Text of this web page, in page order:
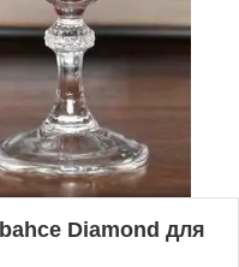
Diamond для